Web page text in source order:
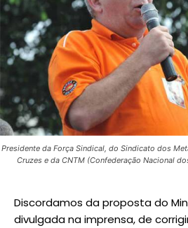
Presidente da Força Sindical, do Sindicato dos
Cruzes e da CNTM (Confederação Nacional
Discordamos da proposta do
divulgada na imprensa, de